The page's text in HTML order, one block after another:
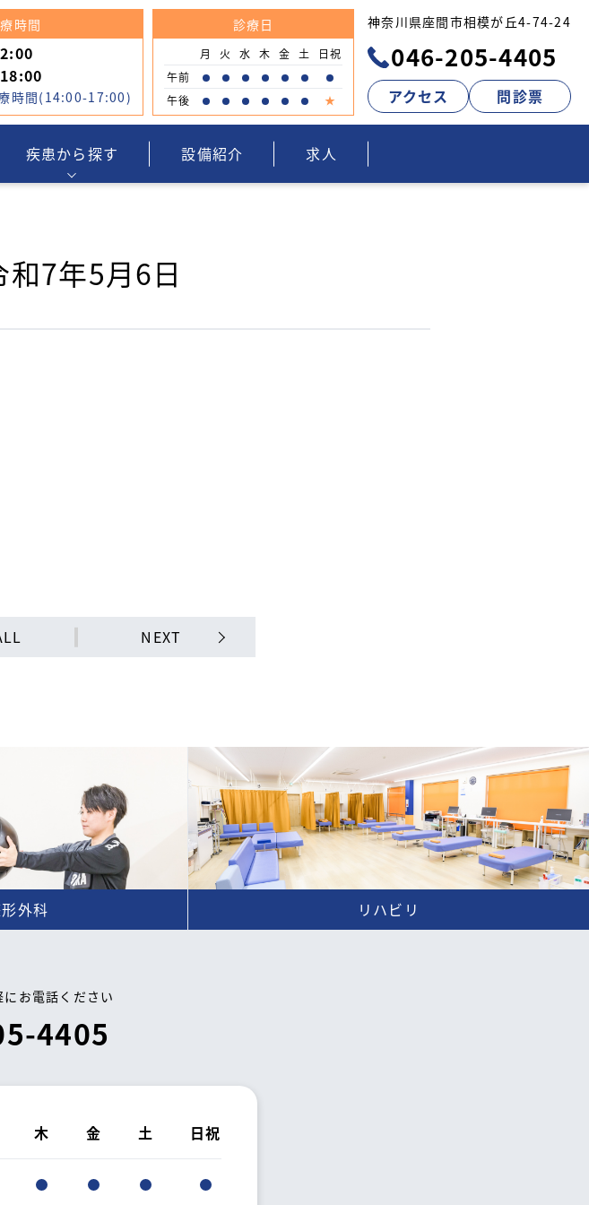
時間
時間(14:00-17:00)
診療日
月 火 水 木 金 土
日祝
午前
午後
神奈川県座間市相模が丘4-74-24
046-205-4405
アクセス 問診票
疾患から探す 設備紹介 求人
7年5月6日
NEXT
外科 リハビリ
お電話ください
4405
木 金 土 日祝